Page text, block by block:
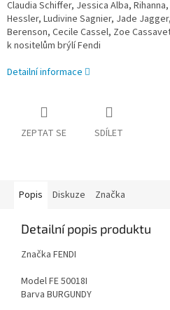
Claudia Schiffer, Jessica Alba,
Hessler, Ludivine Sagnier, Jade
Berenson, Cecile Cassel, Zoe
k nositelům brýlí Fendi
Detailní informace
ZEPTAT SE SDÍLET
Popis Diskuze Značka
Detailní popis produktu
Značka FENDI
Model FE 50018I
Barva BURGUNDY